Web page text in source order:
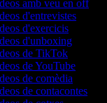
amb veu en off
d'entrevistes
d'exercicis
d'unboxing
de TikTok
de YouTube
de comèdia
de contacontes